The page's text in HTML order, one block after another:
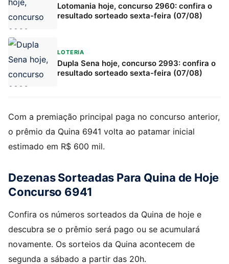
Lotomania hoje, concurso 2960: confira o
resultado sorteado sexta-feira (07/08)
LOTERIA
Dupla Sena hoje, concurso 2993: confira o
resultado sorteado sexta-feira (07/08)
Com a premiação principal paga no concurso anterior,
o prêmio da Quina 6941 volta ao patamar inicial
estimado em R$ 600 mil.
Dezenas Sorteadas Para Quina de Hoje
Concurso 6941
Confira os números sorteados da Quina de hoje e
descubra se o prêmio será pago ou se acumulará
novamente. Os sorteios da Quina acontecem de
segunda a sábado a partir das 20h.